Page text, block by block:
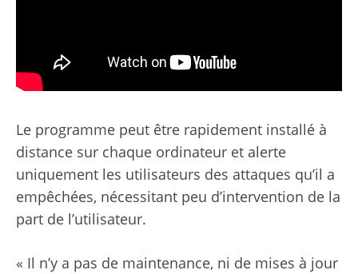
Le programme peut être rapidement installé à
distance sur chaque ordinateur et alerte
uniquement les utilisateurs des attaques qu’il a
empêchées, nécessitant peu d’intervention de la
part de l’utilisateur.
« Il n’y a pas de maintenance, ni de mises à jour